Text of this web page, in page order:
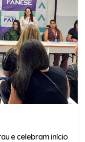
e celebram início